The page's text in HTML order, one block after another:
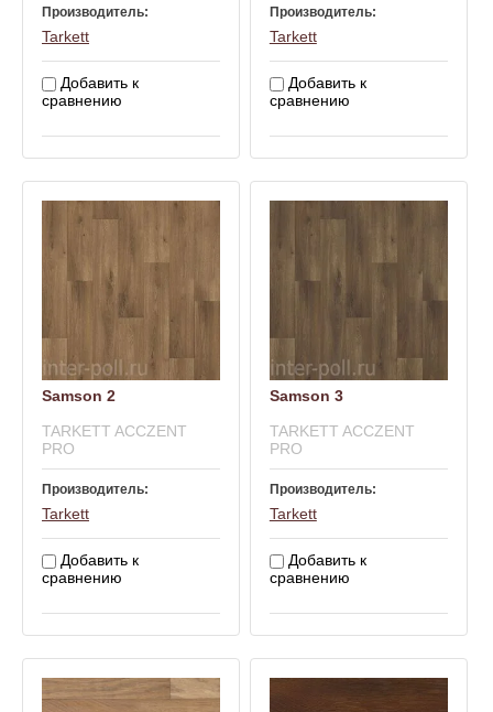
Производитель:
Tarkett
Добавить к
сравнению
Производитель:
Tarkett
Добавить к
сравнению
Samson 2
TARKETT ACCZENT
PRO
Производитель:
Tarkett
Добавить к
сравнению
Samson 3
TARKETT ACCZENT
PRO
Производитель:
Tarkett
Добавить к
сравнению